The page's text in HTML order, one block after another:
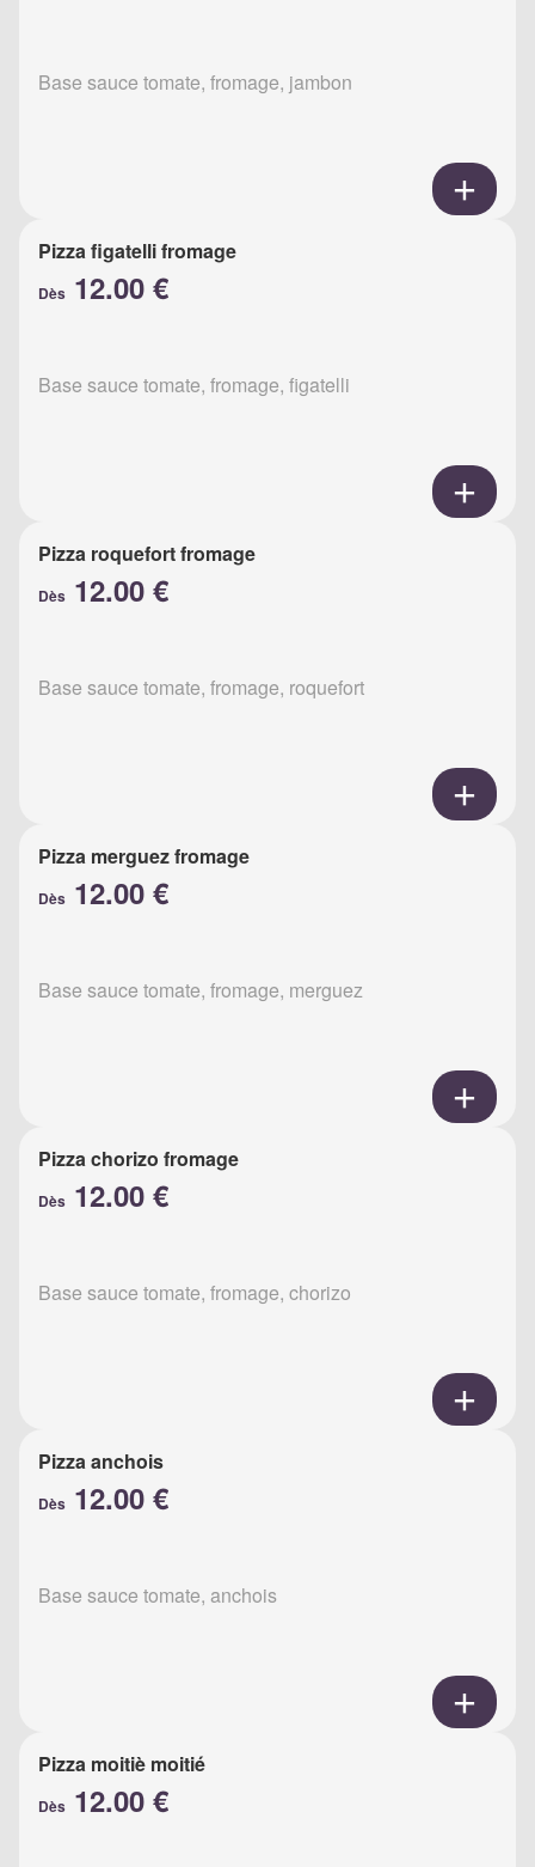
Base sauce tomate, fromage, jambon
Pizza figatelli fromage
Dès 12.00 €
Base sauce tomate, fromage, figatelli
Pizza roquefort fromage
Dès 12.00 €
Base sauce tomate, fromage, roquefort
Pizza merguez fromage
Dès 12.00 €
Base sauce tomate, fromage, merguez
Pizza chorizo fromage
Dès 12.00 €
Base sauce tomate, fromage, chorizo
Pizza anchois
Dès 12.00 €
Base sauce tomate, anchois
Pizza moitiè moitié
Dès 12.00 €